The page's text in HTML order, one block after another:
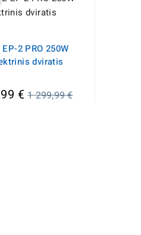
EP-2 PRO 250W
dviratis
€Įprasta
1 299,99 €